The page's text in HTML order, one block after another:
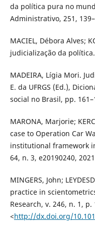
da política pura no
Administrativo, 251,
MACIEL, Débora Alves;
judicialização da
MADEIRA, Lígia Mori.
E. da UFRGS (Ed.),
social no Brasil, pp.
MARONA, Marjorie;
case to Operation Car
institutional framework
64, n. 3, e20190240,
MINGERS, John;
practice in
Research, v. 246, n. 1,
<http://dx.doi.org/